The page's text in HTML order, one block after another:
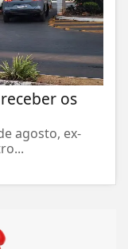
os
agosto, ex-